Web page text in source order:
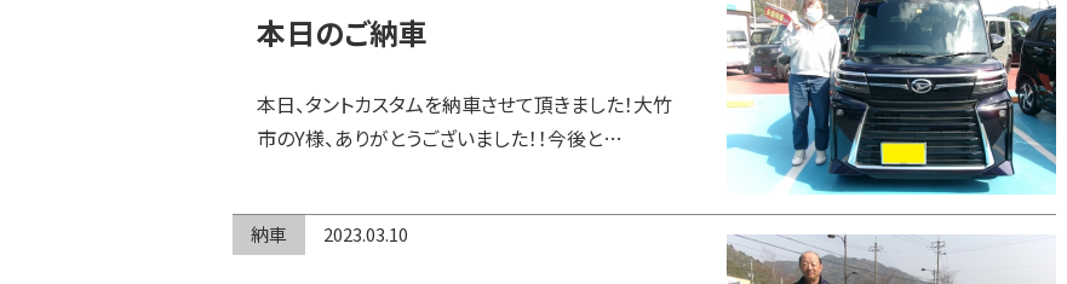
本日のご納車
本日、タントカスタムを納車させて頂きました！大竹
市のY様、ありがとうございました！！今後と…
納車 2023.03.10